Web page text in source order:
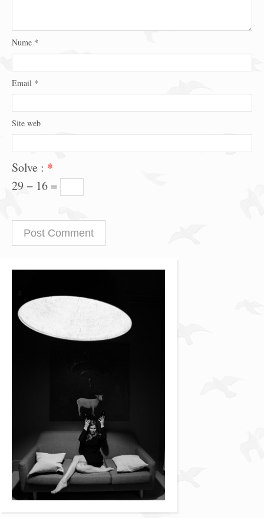
Nume *
Email *
Site web
Solve : *
29 − 16 =